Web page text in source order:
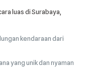
luas di Surabaya,
kendaraan dari
yang unik dan nyaman